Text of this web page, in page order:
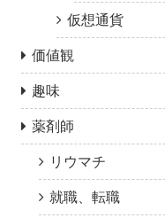
仮想通貨
価値観
趣味
薬剤師
リウマチ
就職、転職